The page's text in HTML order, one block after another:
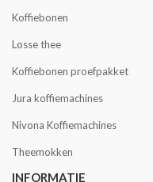
Koffiebonen
Losse thee
Koffiebonen proefpakket
Jura koffiemachines
Nivona Koffiemachines
Theemokken
INFORMATIE